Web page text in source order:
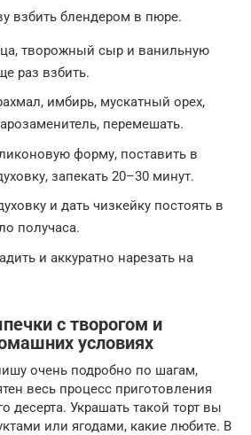
взбить блендером в пюре.
творожный сыр и ванильную
раз взбить.
имбирь, мускатный орех,
перемешать.
форму, поставить в
запекать 20–30 минут.
и дать чизкейку постоять в
получаса.
и аккуратно нарезать на
с творогом и
условиях
очень подробно по шагам,
весь процесс приготовления
десерта. Украшать такой торт вы
или ягодами, какие любите. В